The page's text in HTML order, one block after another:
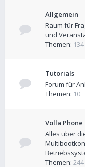
Allgemein
Raum für
und
Themen: 134
Tutorials
Forum für
Themen: 10
Volla Phone
Alles über
Themen: 244